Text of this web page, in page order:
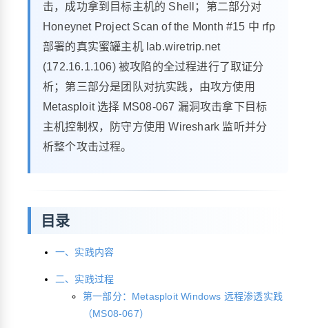
击，成功拿到目标主机的 Shell；第二部分对
Honeynet Project Scan of the Month #15 中 rfp
部署的真实蜜罐主机 lab.wiretrip.net
(172.16.1.106) 被攻陷的全过程进行了取证分
析；第三部分是团队对抗实践，由攻方使用
Metasploit 选择 MS08-067 漏洞攻击拿下目标
主机控制权，防守方使用 Wireshark 监听并分
析整个攻击过程。
目录
一、实践内容
二、实践过程
第一部分：Metasploit Windows 远程渗透实践
（MS08-067）